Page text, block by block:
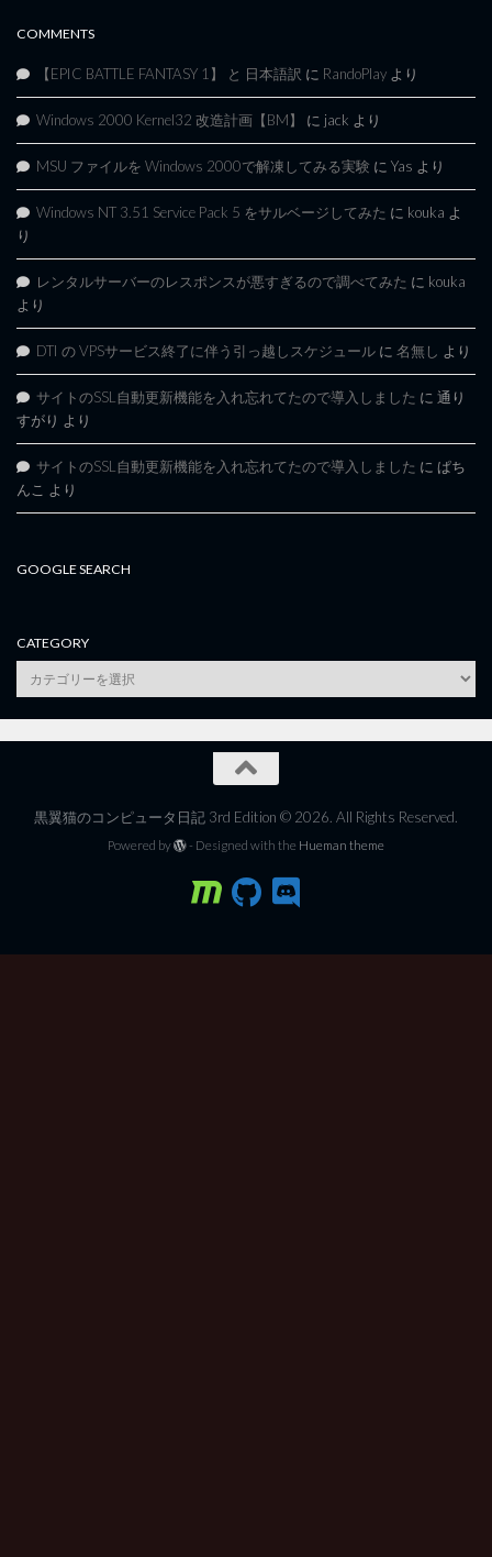
COMMENTS
【EPIC BATTLE FANTASY 1】 と 日本語訳 に RandoPlay より
Windows 2000 Kernel32 改造計画【BM】 に jack より
MSU ファイルを Windows 2000で解凍してみる実験 に Yas より
Windows NT 3.51 Service Pack 5 をサルベージしてみた に kouka よ
り
レンタルサーバーのレスポンスが悪すぎるので調べてみた に kouka
より
DTI の VPSサービス終了に伴う引っ越しスケジュール に 名無し より
サイトのSSL自動更新機能を入れ忘れてたので導入しました に 通り
すがり より
サイトのSSL自動更新機能を入れ忘れてたので導入しました に ぱち
んこ より
GOOGLE SEARCH
CATEGORY
category
黒翼猫のコンピュータ日記 3rd Edition © 2026. All Rights Reserved.
Powered by - Designed with the Hueman theme